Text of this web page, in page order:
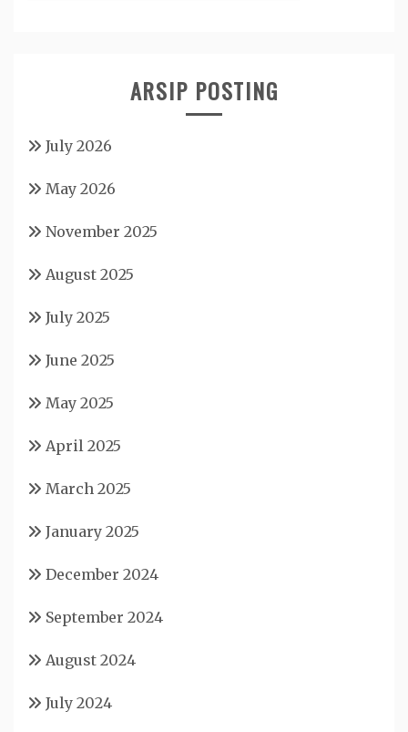
ARSIP POSTING
July 2026
May 2026
November 2025
August 2025
July 2025
June 2025
May 2025
April 2025
March 2025
January 2025
December 2024
September 2024
August 2024
July 2024